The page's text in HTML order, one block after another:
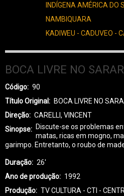
INDÍGENA AMÉRICA DO
NAMBIQUARA
KADIWEU - CADUVEO -
BOCA LIVRE NO
Código
90
Título Original
BOCA LIVRE NO
Direção
CARELLI, VINCENT
Sinopse
Discute-se os problemas
matas, ricas em mogno,
garimpo. Entretanto, o roubo de
Duração
26'
Ano de produção
1992
Produção
TV CULTURA - CTI -